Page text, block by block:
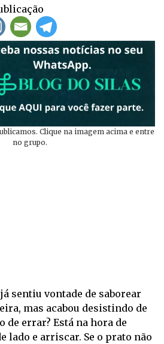
Clique na imagem acima e entre
no grupo.
sentiu vontade de saborear
mas acabou desistindo de
de errar? Está na hora de
lado e arriscar. Se o prato não